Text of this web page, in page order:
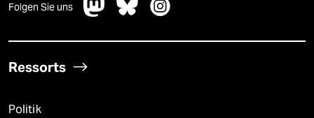
Folgen Sie uns
Ressorts
Politik